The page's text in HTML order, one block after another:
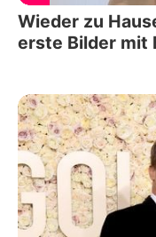
Wieder zu
erste Bilder mit